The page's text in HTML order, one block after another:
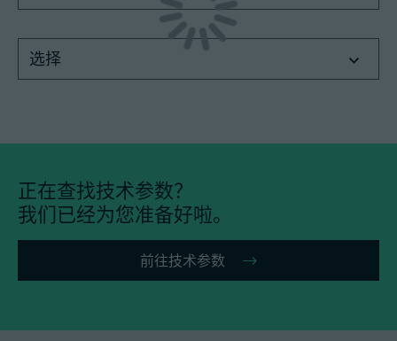
联系方式
技术参数
登录
合作伙伴门户网站
选择
正在查找技术参数？
我们已经为您准备好啦。
前往技术参数